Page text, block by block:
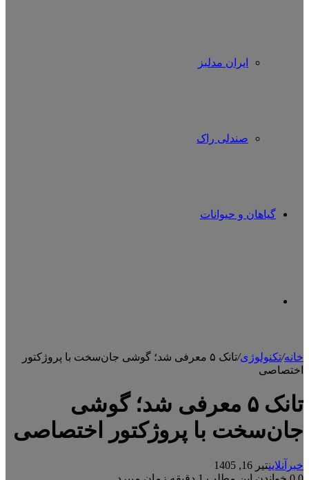
ایران مدلبز
صندلی راک
گیاهان و حیوانات
پوسته
خانه/تکنولوژی/
تانک ۵ معرفی شد؛ گوشی جان‌سخت با پروژکتور
اختصاصی
تانک ۵ معرفی شد؛ گوشی
جان‌سخت با پروژکتور اختصاصی
خبرآنلاینتیر 16, 1405